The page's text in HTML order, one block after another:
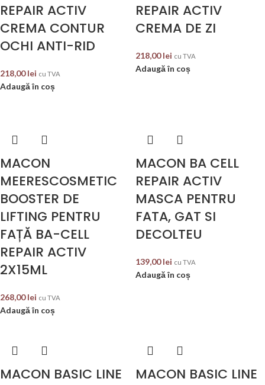
REPAIR ACTIV
CREMA CONTUR
OCHI ANTI-RID
218,00lei cu TVA
Adaugă în coș
REPAIR ACTIV
CREMA DE ZI
218,00lei cu TVA
Adaugă în coș
MACON
MEERESCOSMETIC
BOOSTER DE
LIFTING PENTRU
FAȚĂ BA-CELL
REPAIR ACTIV
2X15ML
268,00lei cu TVA
Adaugă în coș
MACON BA CELL
REPAIR ACTIV
MASCA PENTRU
FATA, GAT SI
DECOLTEU
139,00lei cu TVA
Adaugă în coș
MACON BASIC LINE
MACON BASIC LINE